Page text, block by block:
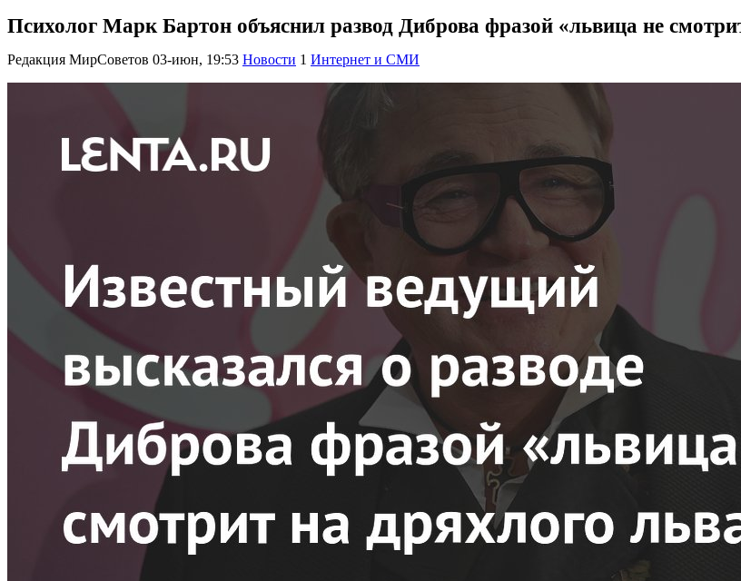
Психолог Марк Бартон объяснил развод Диброва фразой «львица не
Редакция МирСоветов 03-июн, 19:53 Новости 1 Интернет и СМИ